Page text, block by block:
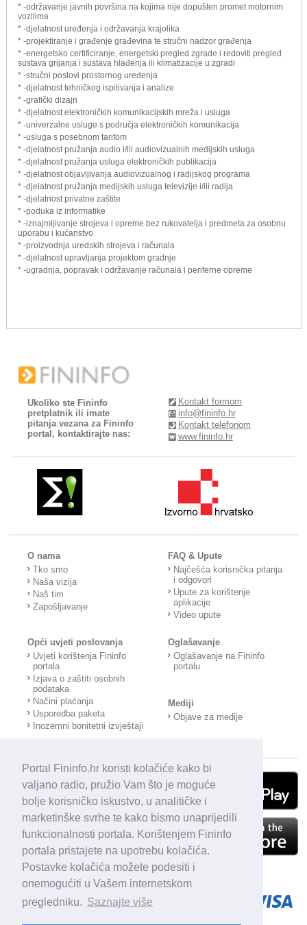
Portal Fininfo.hr koristi kolačiće kako bi
valjano radio, pružio Vam što je moguće
bolje korisničko iskustvo, u analitičke i
marketinške svrhe te kako bismo unaprijedili
funkcionalnosti portala. Korištenjem Fininfo
portala pristajete na upotrebu kolačića.
Postavke kolačića možete podesiti i
onemogućiti u Vašem internetskom
pregledniku. Saznajte više
* -održavanje javnih površina na kojima nije dopušten promet motornim
vozilima
* -djelatnost uređenja i održavanja krajolika
* -projektiranje i građenje građevina te stručni nadzor građenja
* -energetsko certificiranje, energetski pregled zgrade i redoviti pregled
sustava grijanja i sustava hlađenja ili klimatizacije u zgradi
* -stručni poslovi prostornog uređenja
* -djelatnost tehničkog ispitivanja i analize
* -grafički dizajn
* -djelatnost elektroničkih komunikacijskih mreža i usluga
* -univerzalne usluge s područja elektroničkih komunikacija
* -usluga s posebnom tarifom
* -djelatnost pružanja audio i/ili audiovizualnih medijskih usluga
* -djelatnost pružanja usluga elektroničkih publikacija
* -djelatnost objavljivanja audiovizualnog i radijskog programa
* -djelatnost pružanja medijskih usluga televizije i/ili radija
* -djelatnost privatne zaštite
* -poduka iz informatike
* -iznajmljivanje strojeva i opreme bez rukovatelja i predmeta za osobnu
uporabu i kućanstvo
* -proizvodnja uredskih strojeva i računala
* -djelatnost upravljanja projektom gradnje
* -ugradnja, popravak i održavanje računala i periferne opreme
Ukoliko ste Fininfo
pretplatnik ili imate
pitanja vezana za Fininfo
portal, kontaktirajte nas:
Kontakt formom
info@fininfo.hr
Kontakt telefonom
www.fininfo.hr
O nama
Tko smo
Naša vizija
Naš tim
Zapošljavanje
FAQ & Upute
Najčešća korisnička pitanja
i odgovori
Upute za korištenje
aplikacije
Video upute
Opći uvjeti poslovanja
Uvjeti korištenja Fininfo
portala
Izjava o zaštiti osobnih
podataka
Načini plaćanja
Usporedba paketa
Inozemni bonitetni izvještaji
Oglašavanje
Oglašavanje na Fininfo
portalu
Mediji
Objave za medije